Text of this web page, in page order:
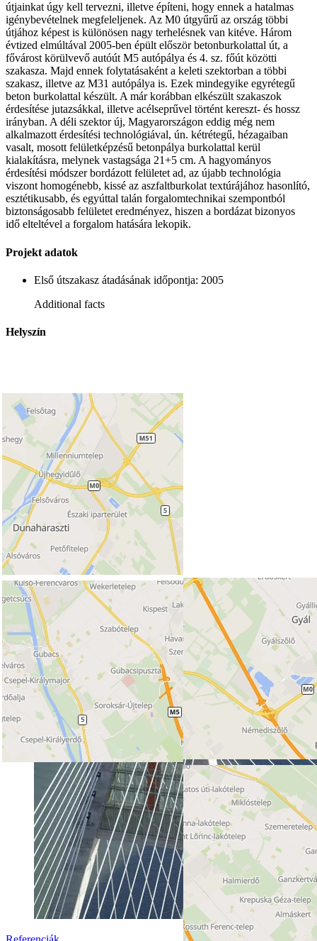
útjainkat úgy kell tervezni, illetve építeni, hogy ennek a hatalmas
igénybevételnek megfeleljenek. Az M0 útgyűrű az ország többi
útjához képest is különösen nagy terhelésnek van kitéve. Három
évtized elmúltával 2005-ben épült először betonburkolattal út, a
fővárost körülvevő autóút M5 autópálya és 4. sz. főút közötti
szakasza. Majd ennek folytatásaként a keleti szektorban a többi
szakasz, illetve az M31 autópálya is. Ezek mindegyike egyrétegű
beton burkolattal készült. A már korábban elkészült szakaszok
érdesítése jutazsákkal, illetve acélseprűvel történt kereszt- és hossz
irányban. A déli szektor új, Magyarországon eddig még nem
alkalmazott érdesítési technológiával, ún. kétrétegű, hézagaiban
vasalt, mosott felületképzésű betonpálya burkolattal kerül
kialakításra, melynek vastagsága 21+5 cm. A hagyományos
érdesítési módszer bordázott felületet ad, az újabb technológia
viszont homogénebb, kissé az aszfaltburkolat textúrájához hasonlító,
esztétikusabb, és egyúttal talán forgalomtechnikai szempontból
biztonságosabb felületet eredményez, hiszen a bordázat bizonyos
idő elteltével a forgalom hatására lekopik.
Projekt adatok
Első útszakasz átadásának időpontja: 2005
Additional facts
Helyszín
Körgyűrű
Budapest (Magyarország)